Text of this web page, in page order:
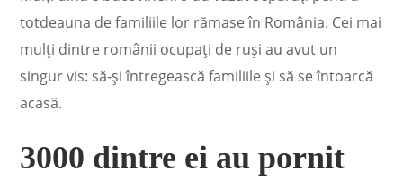
totdeauna de familiile lor rămase în România. Cei mai
mulţi dintre românii ocupaţi de ruşi au avut un
singur vis: să-şi întregească familiile şi să se întoarcă
acasă.
3000 dintre ei au pornit